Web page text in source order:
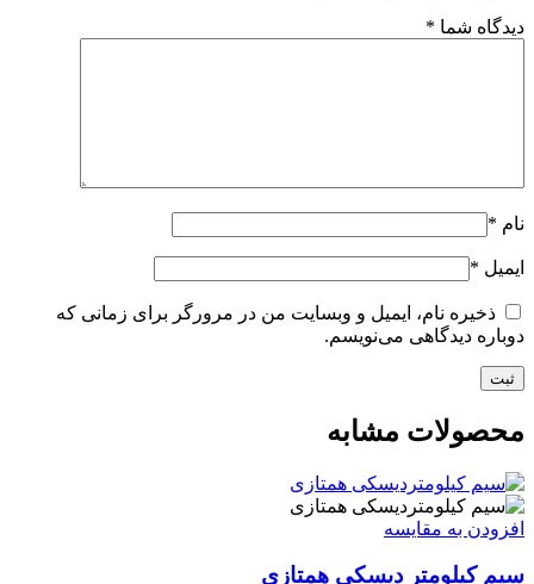
دیدگاه شما *
نام *
ایمیل *
ذخیره نام، ایمیل و وبسایت من در مرورگر برای زمانی که
دوباره دیدگاهی می‌نویسم.
محصولات مشابه
افزودن به مقایسه
سیم کیلومتر دیسکی همتازی